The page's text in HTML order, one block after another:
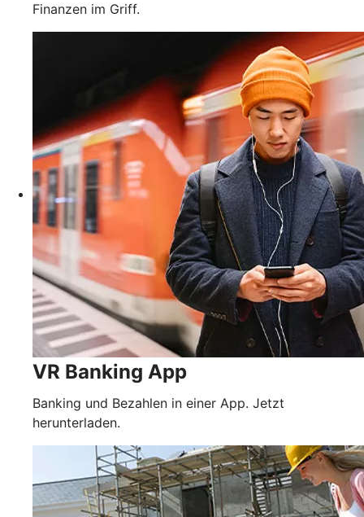
Finanzen im Griff.
VR Banking App
Banking und Bezahlen in einer App. Jetzt
herunterladen.